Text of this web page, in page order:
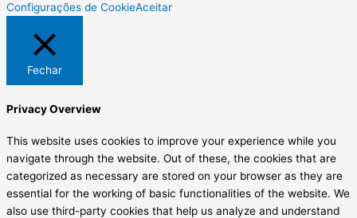
Configurações de CookieAceitar
Fechar
Privacy Overview
This website uses cookies to improve your experience while you
navigate through the website. Out of these, the cookies that are
categorized as necessary are stored on your browser as they are
essential for the working of basic functionalities of the website. We
also use third-party cookies that help us analyze and understand